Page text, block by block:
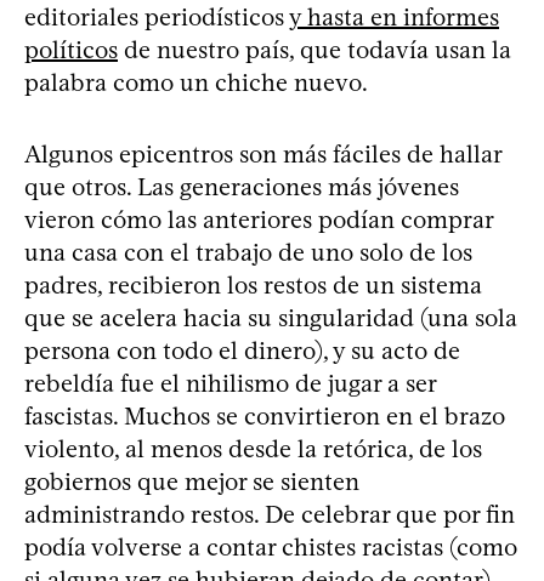
editoriales periodísticosy hasta en informes
políticos de nuestro país, que todavía usan la
palabra como un chiche nuevo.
Algunos epicentros son más fáciles de hallar
que otros. Las generaciones más jóvenes
vieron cómo las anteriores podían comprar
una casa con el trabajo de uno solo de los
padres, recibieron los restos de un sistema
que se acelera hacia su singularidad (una sola
persona con todo el dinero), y su acto de
rebeldía fue el nihilismo de jugar a ser
fascistas. Muchos se convirtieron en el brazo
violento, al menos desde la retórica, de los
gobiernos que mejor se sienten
administrando restos. De celebrar que por fin
podía volverse a contar chistes racistas (como